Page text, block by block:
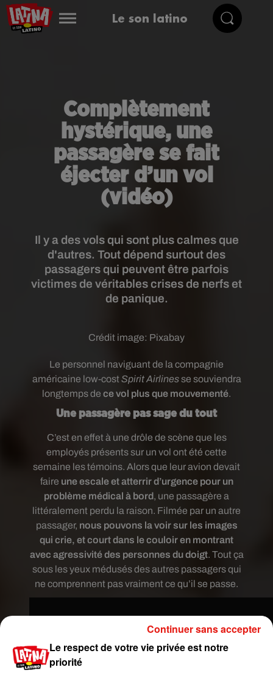
Le son latino
Complètement
hystérique, une
passagère se fait
éjecter d’un vol
(vidéo)
Il y a des vols qui sont plus calmes que
d'autres. Tout dépend surtout des
passagers qui peuvent être parfois
victimes de véritables crises de nerfs et
de panique.
Crédit image: Pixabay
Le personnel naviguant de la compagnie
américaine low-costSpirit Airlinesse souviendra
longtemps de ce vol plus que mouvementé.
Une passagère pas sage du tout
C’est en effet à une drôle de scène que les
employés présents sur un vol ont été cette
semaine les témoins. Alors que leur avion devait
faire une escale et atterrir d’urgence pour un
problème médical à bord, une passagère a
littéralement perdu la raison. Filmée par un autre
passager, nous pouvons la voir sur les images
qui crie, et court dans le couloir en montrant
avec agressivité des personnes du doigt. Tout ça
sous les yeux médusés des autres passagers qui
ne comprennent pas vraiment ce qu’il se passe.
Le respect de votre vie privée est notre
priorité
Continuer sans accepter